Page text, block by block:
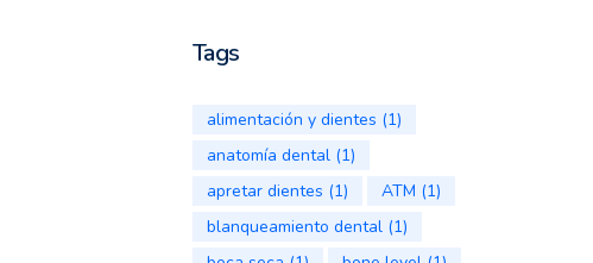
Tags
alimentación y dientes (1)
anatomía dental(1)
apretar dientes (1) ATM (1)
blanqueamiento dental(1)